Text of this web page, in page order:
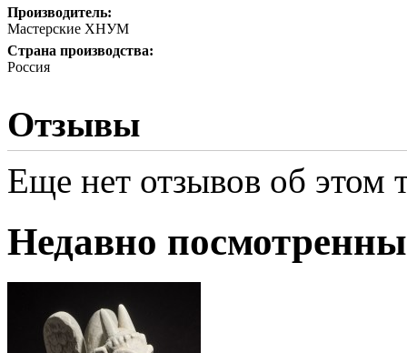
Производитель:
Мастерские ХНУМ
Страна производства:
Россия
Отзывы
Еще нет отзывов об этом
Недавно